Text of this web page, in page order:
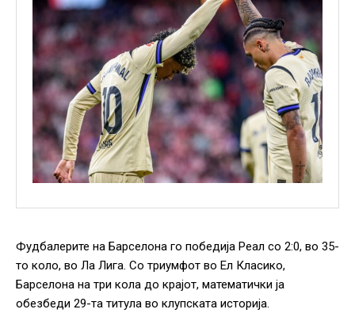
Фудбалерите на Барселона го победија Реал со 2:0, во 35-
то коло, во Ла Лига. Со триумфот во Ел Класико,
Барселона на три кола до крајот, математички ја
обезбеди 29-та титула во клупската историја.